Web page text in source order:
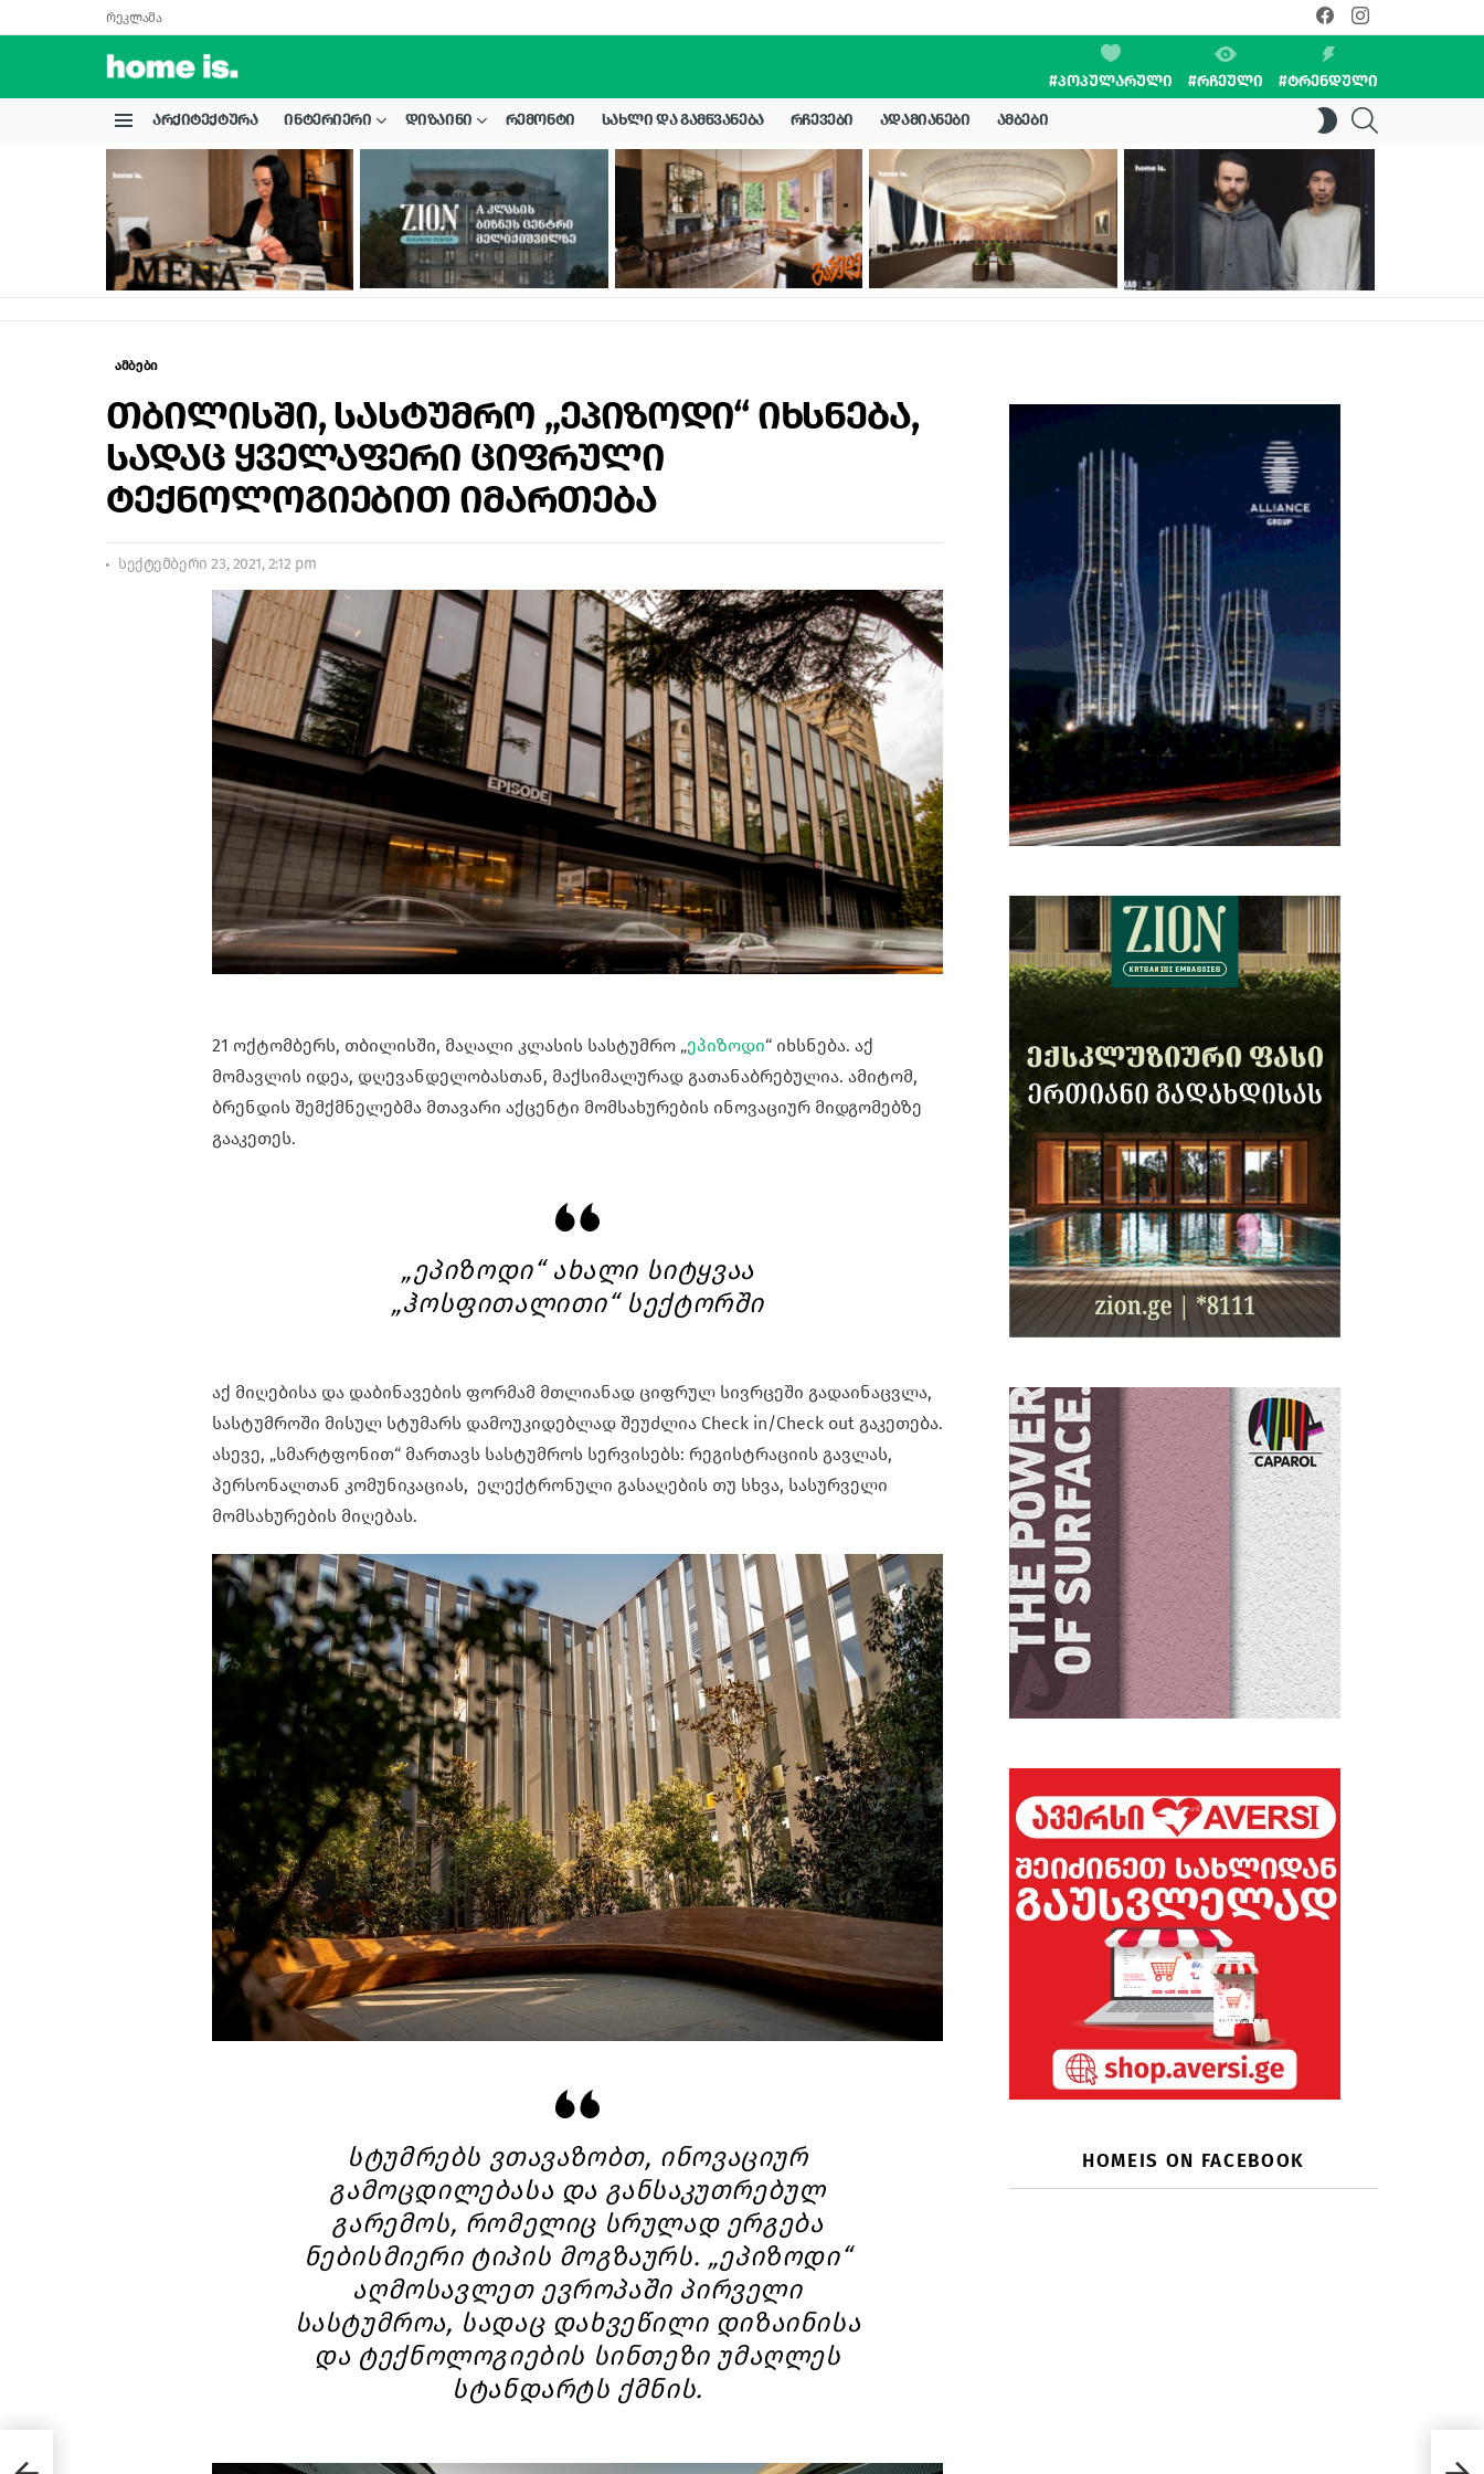
რეკლამა
facebookinstagram
#ᲞᲝᲞᲣᲚᲐᲠᲣᲚᲘ #ᲠᲩᲔᲣᲚᲘ #ᲢᲠᲔᲜᲓᲣᲚᲘ
ᲐᲠᲥᲘᲢᲔᲥᲢᲣᲠᲐ ᲘᲜᲢᲔᲠᲘᲔᲠᲘ ᲓᲘᲖᲐᲘᲜᲘ ᲠᲔᲛᲝᲜᲢᲘ ᲡᲐᲮᲚᲘ ᲓᲐ ᲒᲐᲛᲬᲕᲐᲜᲔᲑᲐ ᲠᲩᲔᲕᲔᲑᲘ ᲐᲓᲐᲛᲘᲐᲜᲔᲑᲘ ᲐᲛᲑᲔᲑᲘ
SWITCH
SKIN
STORIES
ამბები
თბილისში, სასტუმრო „ეპიზოდი“ იხსნება,
სადაც ყველაფერი ციფრული
ტექნოლოგიებით იმართება
სექტემბერი 23, 2021, 2:12 pm
21 ოქტომბერს, თბილისში, მაღალი კლასის სასტუმრო „ეპიზოდი“ იხსნება. აქ
მომავლის იდეა, დღევანდელობასთან, მაქსიმალურად გათანაბრებულია. ამიტომ,
ბრენდის შემქმნელებმა მთავარი აქცენტი მომსახურების ინოვაციურ მიდგომებზე
გააკეთეს.
„ეპიზოდი“ ახალი სიტყვაა
„ჰოსფითალითი“ სექტორში
აქ მიღებისა და დაბინავების ფორმამ მთლიანად ციფრულ სივრცეში გადაინაცვლა,
სასტუმროში მისულ სტუმარს დამოუკიდებლად შეუძლია Check in/Check out გაკეთება.
ასევე, „სმარტფონით“ მართავს სასტუმროს სერვისებს: რეგისტრაციის გავლას,
პერსონალთან კომუნიკაციას, ელექტრონული გასაღების თუ სხვა, სასურველი
მომსახურების მიღებას.
სტუმრებს ვთავაზობთ, ინოვაციურ
გამოცდილებასა და განსაკუთრებულ
გარემოს, რომელიც სრულად ერგება
ნებისმიერი ტიპის მოგზაურს. „ეპიზოდი“
აღმოსავლეთ ევროპაში პირველი
სასტუმროა, სადაც დახვეწილი დიზაინისა
და ტექნოლოგიების სინთეზი უმაღლეს
სტანდარტს ქმნის.
HOMEIS ON FACEBOOK